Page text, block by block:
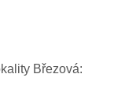
Březová: